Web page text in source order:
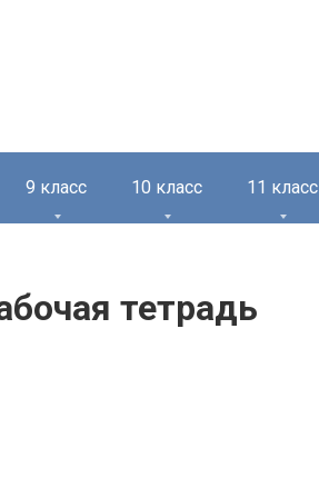
9 класс 10 класс 11 класс
тетрадь